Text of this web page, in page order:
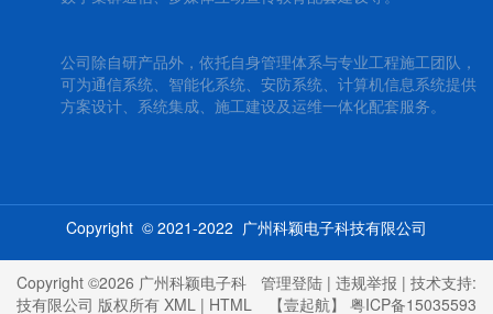
公司除自研产品外，依托自身管理体系与专业工程施工团队，
可为通信系统、智能化系统、安防系统、计算机信息系统提供
方案设计、系统集成、施工建设及运维一体化配套服务。
Copyright © 2021-2022 广州科颖电子科技有限公司
Copyright ©2026 广州科颖电子科
技有限公司 版权所有 XML | HTML
管理登陆 | 违规举报 | 技术支持:
【壹起航】 粤ICP备15035593